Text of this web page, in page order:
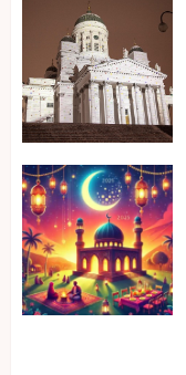
4
5